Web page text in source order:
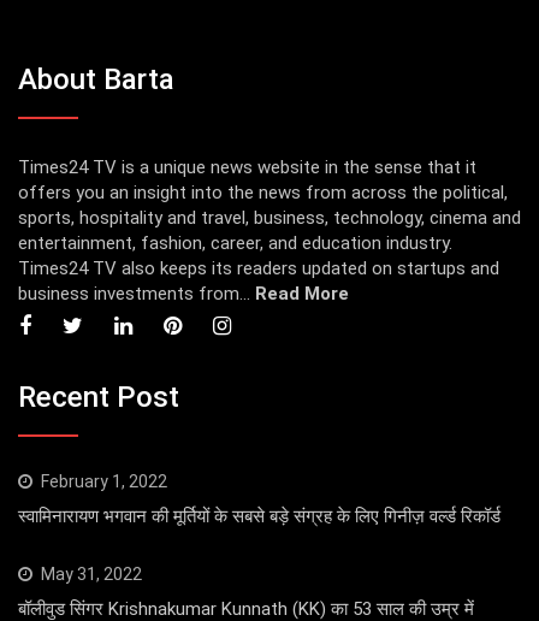
About Barta
Times24 TV is a unique news website in the sense that it
offers you an insight into the news from across the political,
sports, hospitality and travel, business, technology, cinema and
entertainment, fashion, career, and education industry.
Times24 TV also keeps its readers updated on startups and
business investments from... Read More
Recent Post
February 1, 2022
स्वामिनारायण भगवान की मूर्तियों के सबसे बड़े संग्रह के लिए गिनीज़ वर्ल्ड रिकॉर्ड
May 31, 2022
बॉलीवुड सिंगर Krishnakumar Kunnath (KK) का 53 साल की उम्र में